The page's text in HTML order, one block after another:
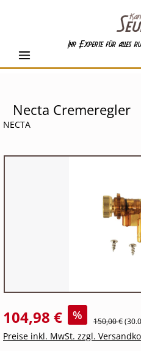
Ihr Experte für alles
Necta Cremeregler
NECTA
104,98 € % 150,00 €
Preise inkl. MwSt. zzgl.